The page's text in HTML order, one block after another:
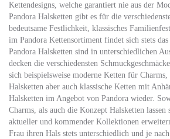
Kettendesigns, welche garantiert nie aus der
Pandora Halsketten gibt es für die
bedeutsame Festlichkeit, klassisches
im Pandora Kettensortiment findet sich stets das
Pandora Halsketten sind in unterschiedlichen
decken die verschiedensten
sich beispielsweise moderne Ketten für
Halsketten aber auch klassische Ketten mit
Halsketten im Angebot von Pandora wieder.
Charms, als auch die Konzept Halsketten
aktueller und kommender Kollektionen
Frau ihren Hals stets unterschiedlich und je